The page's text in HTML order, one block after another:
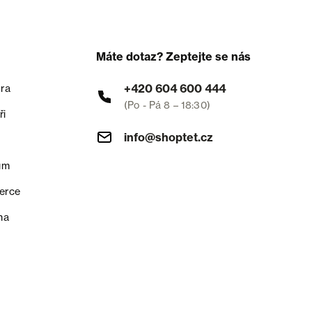
Máte dotaz? Zeptejte se nás
+420 604 600 444
(Po - Pá 8 – 18:30)
info@shoptet.cz